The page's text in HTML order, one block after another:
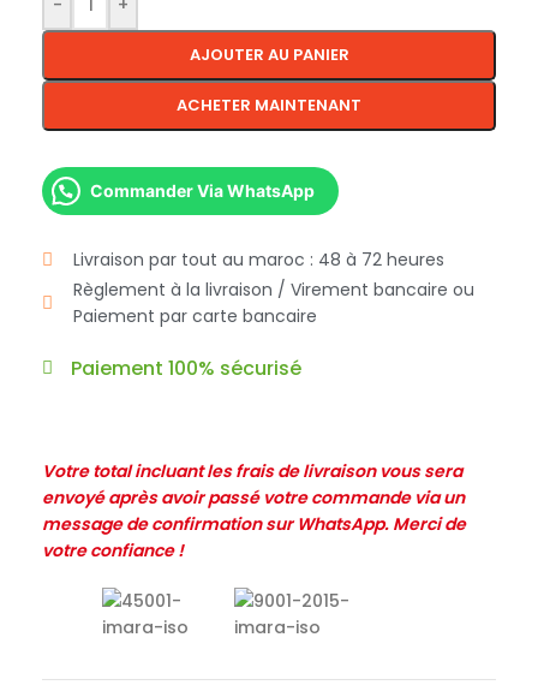
- +
AJOUTER AU PANIER
ACHETER MAINTENANT
Commander Via WhatsApp
Livraison par tout au maroc : 48 à 72 heures
Règlement à la livraison / Virement bancaire ou
Paiement par carte bancaire
Paiement 100% sécurisé
Votre total incluant les frais de livraison vous sera
envoyé après avoir passé votre commande via un
message de confirmation sur WhatsApp. Merci de
votre confiance !